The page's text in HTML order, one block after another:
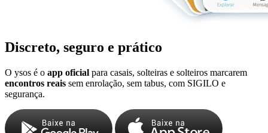
Discreto, seguro e prático
O ysos é o app oficial para casais, solteiras e solteiros marcarem
encontros reais sem enrolação, sem tabus, com SIGILO e
segurança.